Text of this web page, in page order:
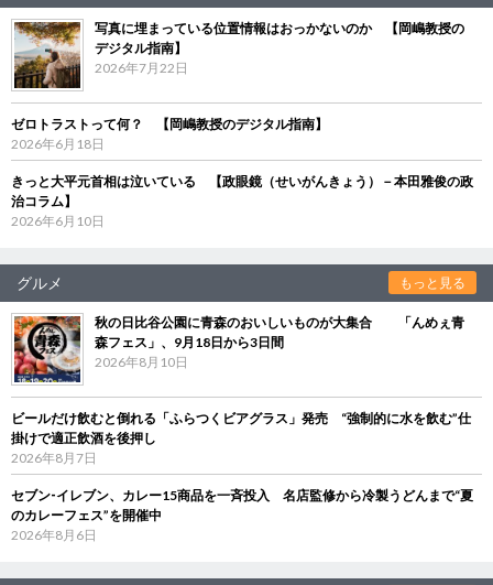
写真に埋まっている位置情報はおっかないのか 【岡嶋教授の
デジタル指南】
2026年7月22日
ゼロトラストって何？ 【岡嶋教授のデジタル指南】
2026年6月18日
きっと大平元首相は泣いている 【政眼鏡（せいがんきょう）－本田雅俊の政
治コラム】
2026年6月10日
グルメ もっと見る
秋の日比谷公園に青森のおいしいものが大集合 「んめぇ青
森フェス」、9月18日から3日間
2026年8月10日
ビールだけ飲むと倒れる「ふらつくビアグラス」発売 “強制的に水を飲む”仕
掛けで適正飲酒を後押し
2026年8月7日
セブン‐イレブン、カレー15商品を一斉投入 名店監修から冷製うどんまで“夏
のカレーフェス”を開催中
2026年8月6日